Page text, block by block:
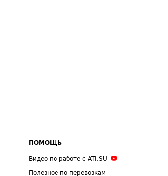
ПОМОЩЬ
Видео по работе с ATI.SU
Полезное по перевозкам